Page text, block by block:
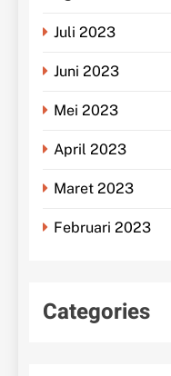
Juli 2023
Juni 2023
Mei 2023
April 2023
Maret 2023
Februari 2023
Categories